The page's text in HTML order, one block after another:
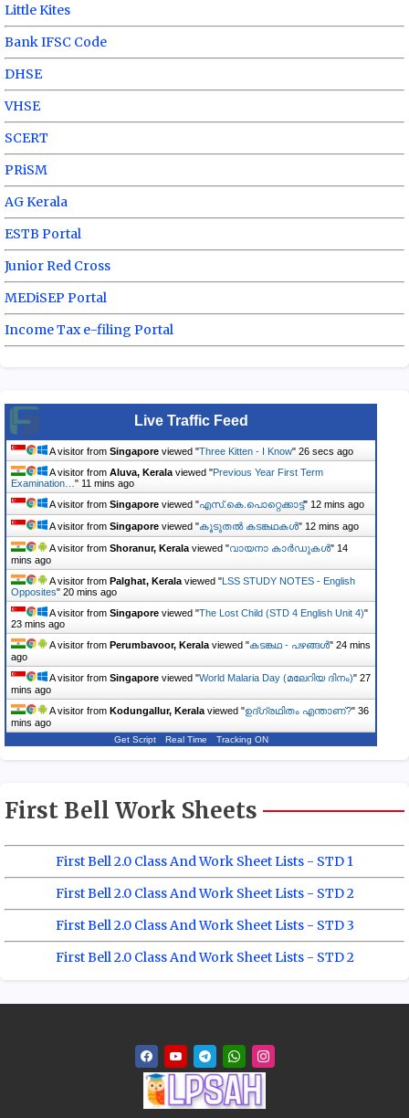
Little Kites
Bank IFSC Code
DHSE
VHSE
SCERT
PRiSM
AG Kerala
ESTB Portal
Junior Red Cross
MEDiSEP Portal
Income Tax e-filing Portal
Live Traffic Feed
A visitor from Singapore viewed "Three Kitten - I Know" 27 secs ago
A visitor from Aluva, Kerala viewed "Previous Year First Term
Examination… " 12 mins ago
A visitor from Singapore viewed "എസ്.കെ.പൊറ്റെക്കാട്ട്" 12 mins ago
A visitor from Singapore viewed "കൂടുതൽ കടങ്കഥകൾ" 12 mins ago
A visitor from Shoranur, Kerala viewed "വായനാ കാർഡുകൾ" 14
mins ago
A visitor from Palghat, Kerala viewed "LSS STUDY NOTES - English
Opposites" 20 mins ago
A visitor from Singapore viewed "The Lost Child (STD 4 English Unit 4)"
23 mins ago
A visitor from Perumbavoor, Kerala viewed "കടങ്കഥ - പഴങ്ങൾ" 24 mins
ago
A visitor from Singapore viewed "World Malaria Day (മലേറിയ ദിനം)" 27
mins ago
A visitor from Kodungallur, Kerala viewed "ഉദ്ഗ്രഥിതം എന്താണ്?" 36
mins ago
Get Script Real Time Tracking ON
First Bell Work Sheets
First Bell 2.0 Class And Work Sheet Lists - STD 1
First Bell 2.0 Class And Work Sheet Lists - STD 2
First Bell 2.0 Class And Work Sheet Lists - STD 3
First Bell 2.0 Class And Work Sheet Lists - STD 2